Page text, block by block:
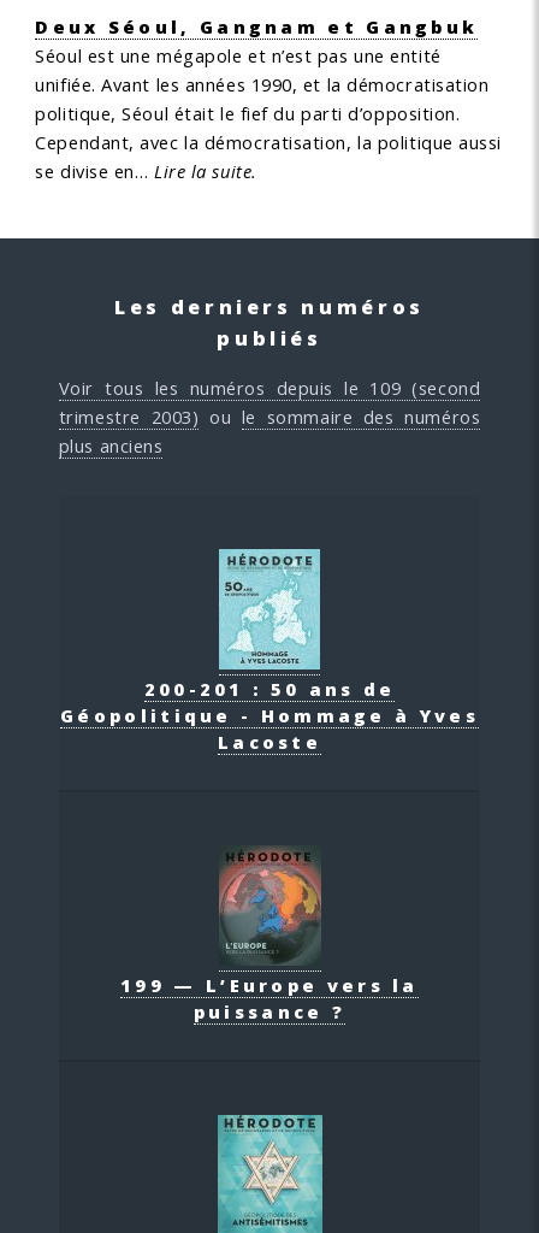
Deux Séoul, Gangnam et Gangbuk
Séoul est une mégapole et n’est pas une entité
unifiée. Avant les années 1990, et la démocratisation
politique, Séoul était le fief du parti d’opposition.
Cependant, avec la démocratisation, la politique aussi
se divise en…Lire la suite.
Les derniers numéros
publiés
Voir tous les numéros depuis le 109 (second
trimestre 2003) ou le sommaire des numéros
plus anciens
200-201 : 50 ans de
Géopolitique - Hommage à Yves
Lacoste
199 — L’Europe vers la
puissance ?